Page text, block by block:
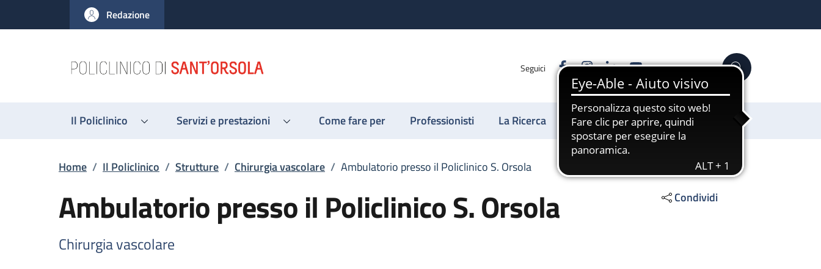
al contenuto principale
to footer content
Redazione
Seguici FacebookInstagram
LinkedinYouTube Cerca
Il Policlinico Servizi e prestazioni Come fare per Professionisti La Ricerca Sostienici
Briciole di pane
Home / Il Policlinico / Strutture / Chirurgia vascolare / Ambulatorio presso il Policlinico S. Orsola
Ambulatorio presso il Policlinico S. Orsola
Chirurgia vascolare
Condividi